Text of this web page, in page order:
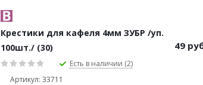
Крестики для кафеля 4мм ЗУБР /уп.
100шт./ (30)
Есть в наличии (2)
Артикул: 33711
49